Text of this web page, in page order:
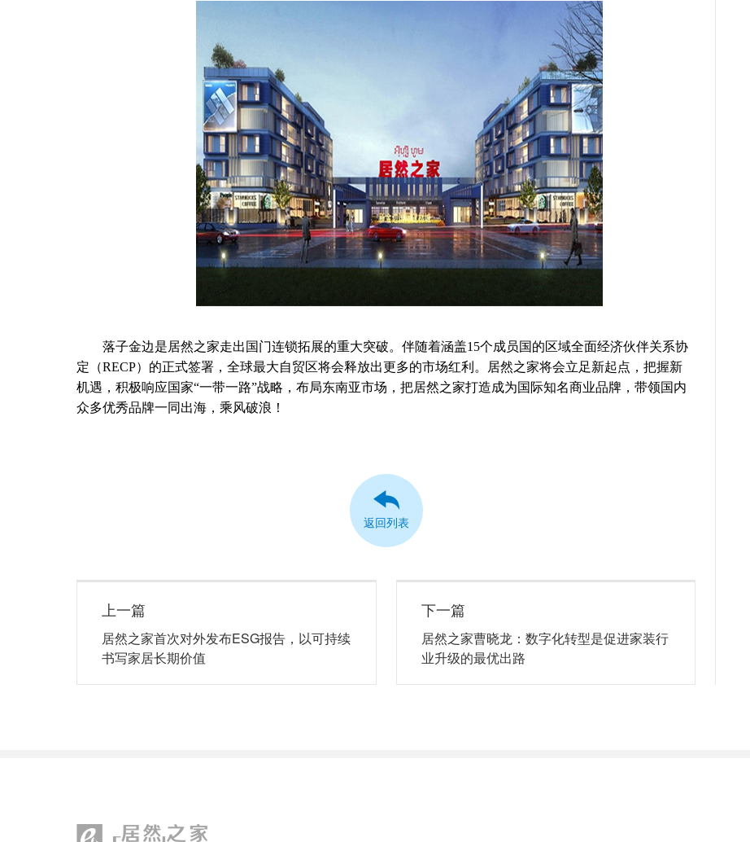
落子金边是居然之家走出国门连锁拓展的重大突破。伴随着涵盖15个成员国的区域全面经济伙伴关系协
定（RECP）的正式签署，全球最大自贸区将会释放出更多的市场红利。居然之家将会立足新起点，把握新
机遇，积极响应国家“一带一路”战略，布局东南亚市场，把居然之家打造成为国际知名商业品牌，带领国内
众多优秀品牌一同出海，乘风破浪！
返回列表
上一篇
居然之家首次对外发布ESG报告，以可持续
书写家居长期价值
下一篇
居然之家曹晓龙：数字化转型是促进家装行
业升级的最优出路